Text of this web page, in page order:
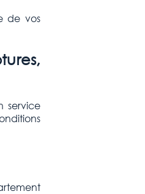
de vos
service